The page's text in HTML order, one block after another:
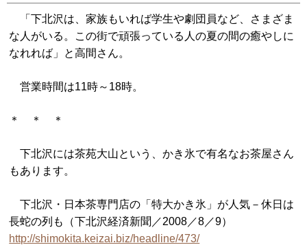
「下北沢は、家族もいれば学生や劇団員など、さまざま
な人がいる。この街で頑張っている人の夏の間の癒やしに
なれれば」と高間さん。
営業時間は11時～18時。
＊ ＊ ＊
下北沢には茶苑大山という、かき氷で有名なお茶屋さん
もあります。
下北沢・日本茶専門店の「特大かき氷」が人気－休日は
長蛇の列も（下北沢経済新聞／2008／8／9）
http://shimokita.keizai.biz/headline/473/